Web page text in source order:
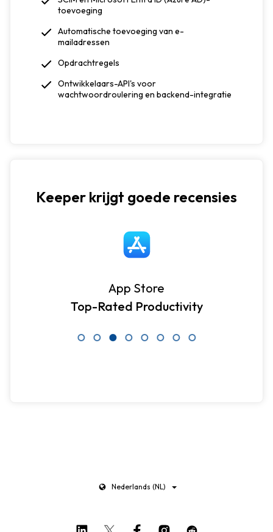
toevoeging
Automatische toevoeging van e-
mailadressen
Opdrachtregels
Ontwikkelaars-API's voor
wachtwoordroulering en backend-integratie
Keeper krijgt goede recensies
App Store
Top-Rated Productivity
Nederlands (NL)